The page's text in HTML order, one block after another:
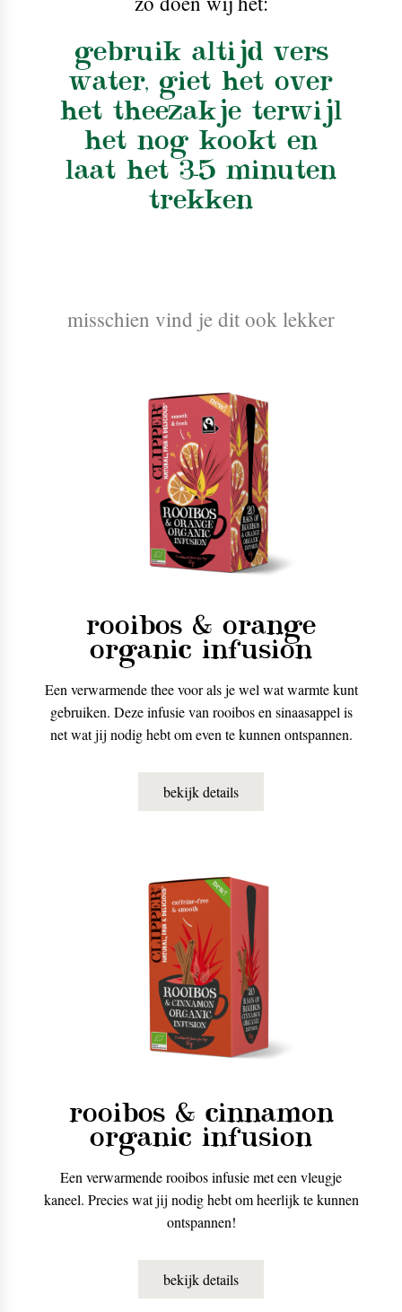
gebruik altijd vers
water, giet het over
het theezakje terwijl
het nog kookt en
laat het 3-5 minuten
trekken
misschien vind je dit ook lekker
rooibos & orange
organic infusion
Een verwarmende thee voor als je wel wat warmte kunt
gebruiken. Deze infusie van rooibos en sinaasappel is
net wat jij nodig hebt om even te kunnen ontspannen.
bekijk details
rooibos & cinnamon
organic infusion
Een verwarmende rooibos infusie met een vleugje
kaneel. Precies wat jij nodig hebt om heerlijk te kunnen
ontspannen!
bekijk details